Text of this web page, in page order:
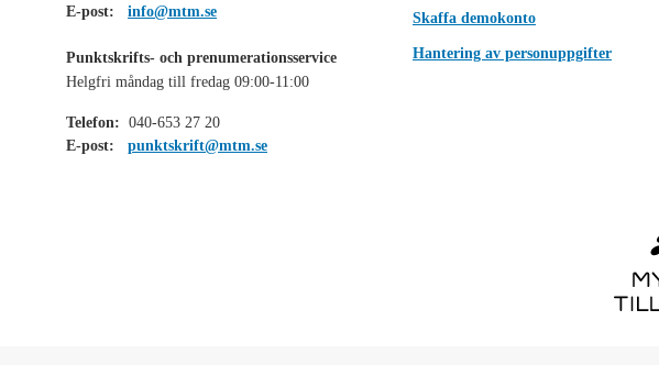
E-post:
info@mtm.se
Punktskrifts- och prenumerationsservice
Helgfri måndag till fredag 09:00-11:00
Telefon: 040-653 27 20
E-post:
punktskrift@mtm.se
Skaffa demokonto
Hantering av personuppgifter